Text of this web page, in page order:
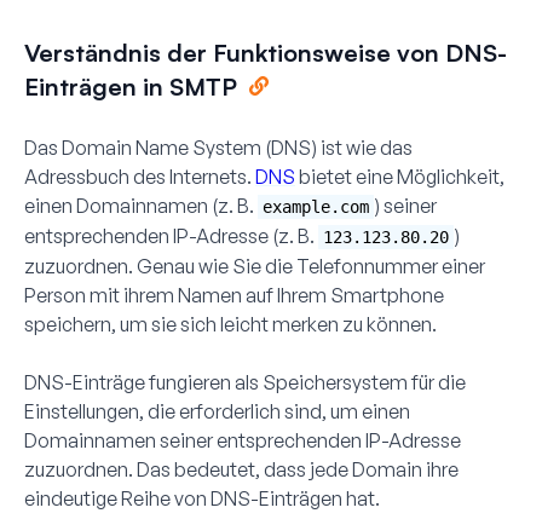
Verständnis der Funktionsweise von DNS-
Einträgen in SMTP
Das Domain Name System (DNS) ist wie das
Adressbuch des Internets. DNS bietet eine Möglichkeit,
einen Domainnamen (z. B. example.com ) seiner
entsprechenden IP-Adresse (z. B. 123.123.80.20 )
zuzuordnen. Genau wie Sie die Telefonnummer einer
Person mit ihrem Namen auf Ihrem Smartphone
speichern, um sie sich leicht merken zu können.
DNS-Einträge fungieren als Speichersystem für die
Einstellungen, die erforderlich sind, um einen
Domainnamen seiner entsprechenden IP-Adresse
zuzuordnen. Das bedeutet, dass jede Domain ihre
eindeutige Reihe von DNS-Einträgen hat.